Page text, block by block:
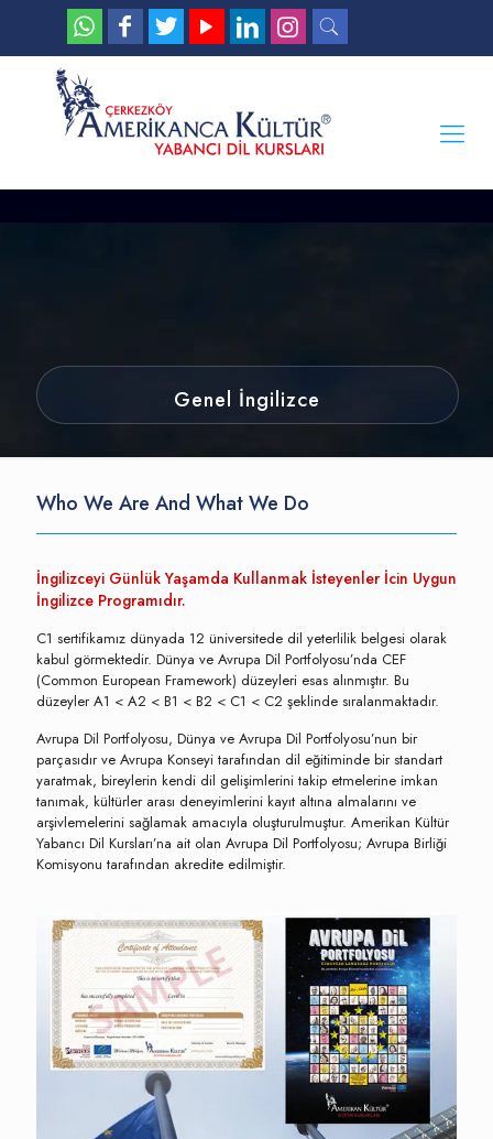
Genel İngilizce
Who We Are And What We Do
İngilizceyi Günlük Yaşamda Kullanmak İsteyenler İcin Uygun
İngilizce Programıdır.
C1 sertifikamız dünyada 12 üniversitede dil yeterlilik belgesi olarak
kabul görmektedir. Dünya ve Avrupa Dil Portfolyosu’nda CEF
(Common European Framework) düzeyleri esas alınmıştır. Bu
düzeyler A1 < A2 < B1 < B2 < C1 < C2 şeklinde sıralanmaktadır.
Avrupa Dil Portfolyosu, Dünya ve Avrupa Dil Portfolyosu’nun bir
parçasıdır ve Avrupa Konseyi tarafından dil eğitiminde bir standart
yaratmak, bireylerin kendi dil gelişimlerini takip etmelerine imkan
tanımak, kültürler arası deneyimlerini kayıt altına almalarını ve
arşivlemelerini sağlamak amacıyla oluşturulmuştur. Amerikan Kültür
Yabancı Dil Kursları’na ait olan Avrupa Dil Portfolyosu; Avrupa Birliği
Komisyonu tarafından akredite edilmiştir.